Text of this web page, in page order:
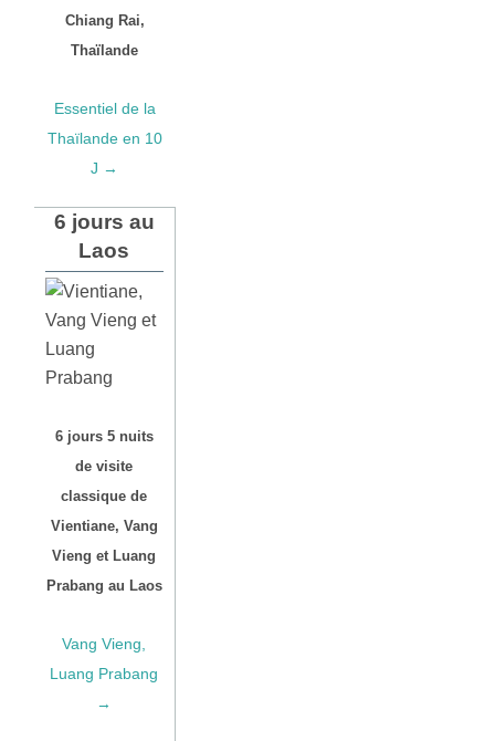
Chiang Rai,
Thaïlande
Essentiel de la
Thaïlande en 10
J →
6 jours au
Laos
6 jours 5 nuits
de visite
classique de
Vientiane, Vang
Vieng et Luang
Prabang au Laos
Vang Vieng,
Luang Prabang
→